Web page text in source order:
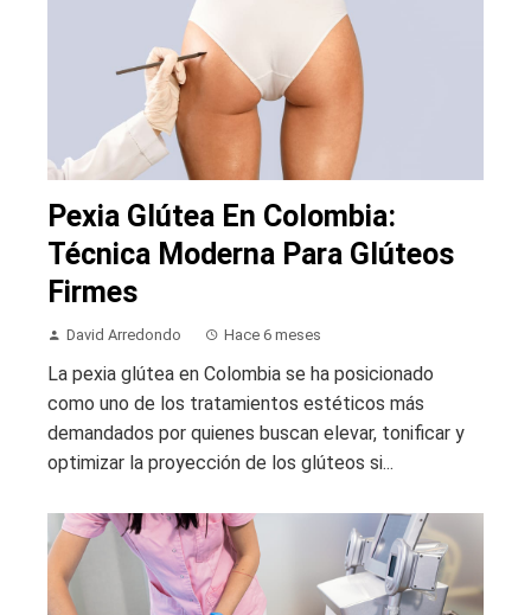
Pexia Glútea En Colombia:
Técnica Moderna Para Glúteos
Firmes
David Arredondo Hace 6 meses
La pexia glútea en Colombia se ha posicionado
como uno de los tratamientos estéticos más
demandados por quienes buscan elevar, tonificar y
optimizar la proyección de los glúteos si...